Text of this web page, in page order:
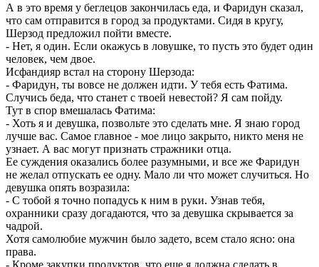
А в это время у беглецов закончилась еда, и Фаридун сказал,
что сам отправится в город за продуктами. Сидя в кругу,
Шерзод предложил пойти вместе.
- Нет, я один. Если окажусь в ловушке, то пусть это будет один
человек, чем двое.
Исфандияр встал на сторону Шерзода:
- Фаридун, ты вовсе не должен идти. У тебя есть Фатима.
Случись беда, что станет с твоей невестой? Я сам пойду.
Тут в спор вмешалась Фатима:
- Хоть я и девушка, позвольте это сделать мне. Я знаю город
лучше вас. Самое главное - мое лицо закрыто, никто меня не
узнает. А вас могут признать стражники отца.
Ее суждения оказались более разумными, и все же Фаридун
не желал отпускать ее одну. Мало ли что может случиться. Но
девушка опять возразила:
- С тобой я точно попадусь к ним в руки. Узнав тебя,
охранники сразу догадаются, что за девушка скрывается за
чадрой.
Хотя самолюбие мужчин было задето, всем стало ясно: она
права.
- Кроме закупки продуктов, что еще я должна сделать в